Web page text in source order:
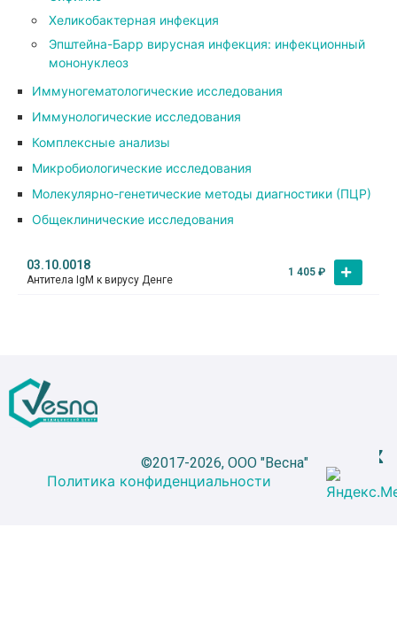
Хеликобактерная инфекция
Эпштейна-Барр вирусная инфекция: инфекционный
мононуклеоз
Иммуногематологические исследования
Иммунологические исследования
Комплексные анализы
Микробиологические исследования
Молекулярно-генетические методы диагностики (ПЦР)
Общеклинические исследования
03.10.0018
Антитела IgM к вирусу Денге
1 405 ₽
©2017-2026, ООО "Весна"
Политика конфиденциальности